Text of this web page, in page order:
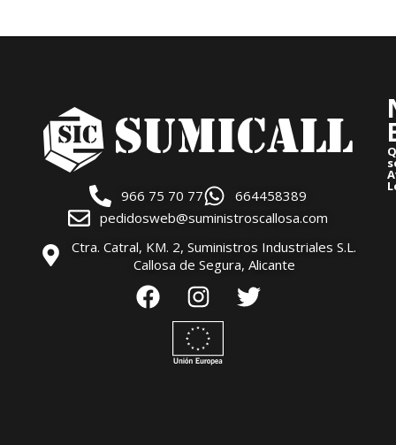
966 75 70 77
664458389
pedidosweb@suministroscallosa.com
Ctra. Catral, KM. 2, Suministros Industriales S.L.
Callosa de Segura, Alicante